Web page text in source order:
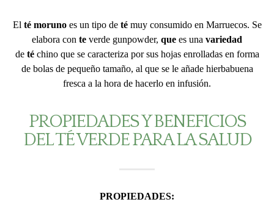
El té morunoes un tipo de témuy consumido en Marruecos. Se
elabora con te verde gunpowder, que es una variedad
de téchino que se caracteriza por sus hojas enrolladas en forma
de bolas de pequeño tamaño, al que se le añade hierbabuena
fresca a la hora de hacerlo en infusión.
PROPIEDADES Y BENEFICIOS
DEL TÉ VERDE PARA LA SALUD
PROPIEDADES: